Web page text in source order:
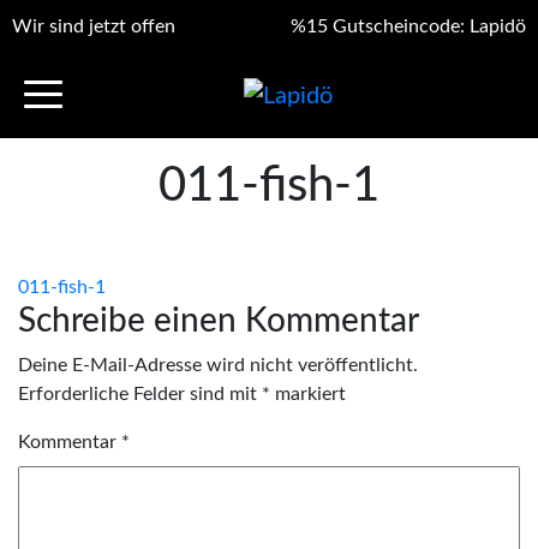
Wir sind jetzt offen %15 Gutscheincode: Lapidö
011-fish-1
Beitragsnavigation
011-fish-1
Schreibe einen Kommentar
Deine E-Mail-Adresse wird nicht veröffentlicht.
Erforderliche Felder sind mit * markiert
Kommentar *